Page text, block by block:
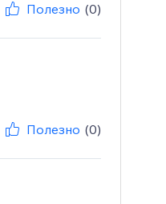
Полезно (0)
Полезно (0)